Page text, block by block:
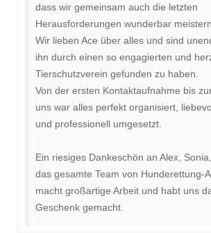
dass wir gemeinsam auch die letzten
Herausforderungen wunderbar
Wir lieben Ace über alles und sind
ihn durch einen so engagierten und
Tierschutzverein gefunden zu haben.
Von der ersten Kontaktaufnahme bis
uns war alles perfekt organisiert,
und professionell umgesetzt.
Ein riesiges Dankeschön an Alex,
das gesamte Team von Hunderettung-
macht großartige Arbeit und habt uns
Geschenk gemacht.